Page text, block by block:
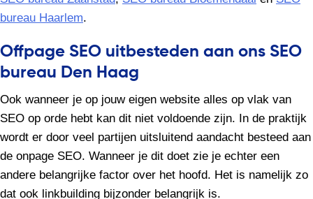
bureau Haarlem.
Offpage SEO uitbesteden aan ons SEO
bureau Den Haag
Ook wanneer je op jouw eigen website alles op vlak van
SEO op orde hebt kan dit niet voldoende zijn. In de praktijk
wordt er door veel partijen uitsluitend aandacht besteed aan
de onpage SEO. Wanneer je dit doet zie je echter een
andere belangrijke factor over het hoofd. Het is namelijk zo
dat ook linkbuilding bijzonder belangrijk is.